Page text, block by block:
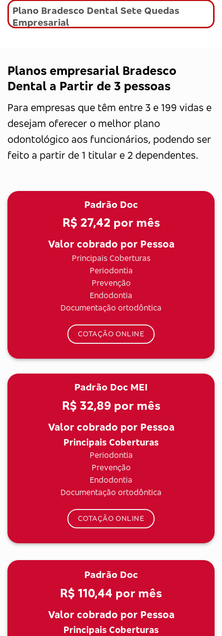
Plano Bradesco Dental Sete Quedas
Empresarial
Planos empresarial Bradesco
Dental a Partir de 3 pessoas
Para empresas que têm entre 3 e 199 vidas e
desejam oferecer o melhor plano
odontológico aos funcionários, podendo ser
feito a partir de 1 titular e 2 dependentes.
Padrão Doc
R$ 27,42 por mês
Valor cobrado por Pessoa
Principais Coberturas
Periodontia
Prevenção
Endodontia
Documentação ortodôntica
COTAÇÃO ONLINE
Padrão Doc MEI
R$ 32,89por mês
Valor cobrado por Pessoa
Principais Coberturas
Periodontia
Prevenção
Endodontia
Documentação ortodôntica
COTAÇÃO ONLINE
Padrão Doc
R$ 110,44 por mês
Valor cobrado por Pessoa
Principais Coberturas